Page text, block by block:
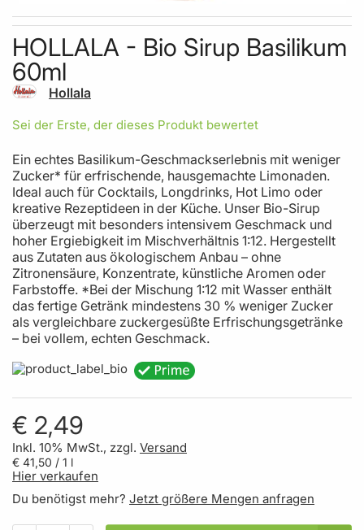
Skip to the beginning of the images gallery
HOLLALA - Bio Sirup Basilikum
60ml
Hollala
Sei der Erste, der dieses Produkt bewertet
Ein echtes Basilikum-Geschmackserlebnis mit weniger
Zucker* für erfrischende, hausgemachte Limonaden.
Ideal auch für Cocktails, Longdrinks, Hot Limo oder
kreative Rezeptideen in der Küche. Unser Bio-Sirup
überzeugt mit besonders intensivem Geschmack und
hoher Ergiebigkeit im Mischverhältnis 1:12. Hergestellt
aus Zutaten aus ökologischem Anbau – ohne
Zitronensäure, Konzentrate, künstliche Aromen oder
Farbstoffe. *Bei der Mischung 1:12 mit Wasser enthält
das fertige Getränk mindestens 30 % weniger Zucker
als vergleichbare zuckergesüßte Erfrischungsgetränke
– bei vollem, echten Geschmack.
€ 2,49
Inkl. 10% MwSt., zzgl. Versand
€ 41,50 / 1 l
Hier verkaufen
Du benötigst mehr? Jetzt größere Mengen anfragen